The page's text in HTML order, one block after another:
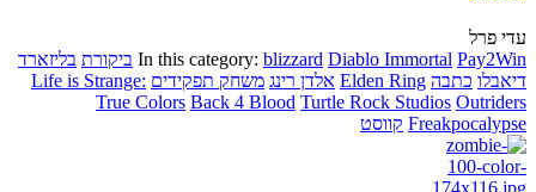
עדי פרל
In this category: blizzard Diablo Immortal Pay2Win ביקורת בליזארד
דיאבלו כתבה Elden Ring אלדן רינג משחק תפקידים Life is Strange:
True Colors Back 4 Blood Turtle Rock Studios Outriders
Freakpocalypse קווסט